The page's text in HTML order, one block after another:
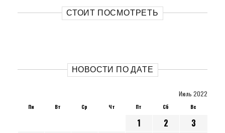
СТОИТ ПОСМОТРЕТЬ
НОВОСТИ ПО ДАТЕ
Июль 2022
Пн Вт Ср Чт Пт Сб Вс
1 2
3